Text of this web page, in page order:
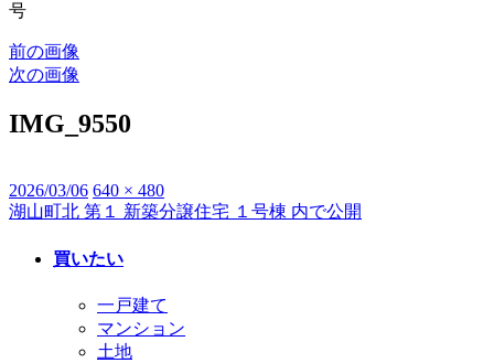
号
前の画像
次の画像
IMG_9550
投
稿
2026/03/06 フ
ル
イ
640 × 480
投
湖山町北 第１ 新築分譲住宅 １号棟 内で公開
買いたい
一戸建て
マンション
土地